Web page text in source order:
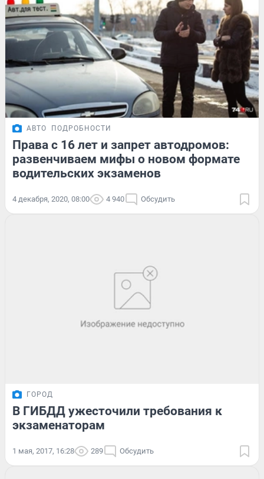
АВТО ПОДРОБНОСТИ
Права с 16 лет и запрет автодромов:
развенчиваем мифы о новом формате
водительских экзаменов
4 декабря, 2020, 08:00 4 940 Обсудить
ГОРОД
В ГИБДД ужесточили требования к
экзаменаторам
1 мая, 2017, 16:28 289 Обсудить